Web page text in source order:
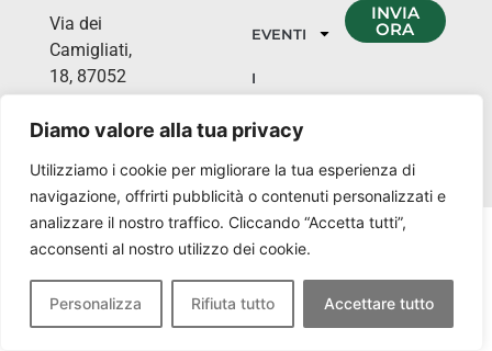
Diamo valore alla tua privacy
Utilizziamo i cookie per migliorare la tua esperienza di
navigazione, offrirti pubblicità o contenuti personalizzati e
analizzare il nostro traffico. Cliccando “Accetta tutti”,
acconsenti al nostro utilizzo dei cookie.
Personalizza Rifiuta tutto Accettare tutto
Via dei
Camigliati,
18, 87052
Silano CS
EVENTI
I
NOSTRI
LUOGHI
INVIA
ORA